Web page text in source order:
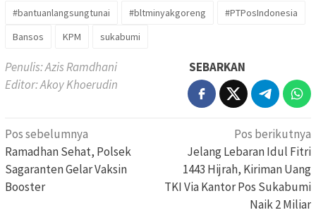
#bantuanlangsungtunai #bltminyakgoreng
#PTPosIndonesia
Bansos
KPM sukabumi
Penulis: Azis Ramdhani
Editor: Akoy Khoerudin
SEBARKAN
Navigasi
pos
Pos sebelumnya
Ramadhan Sehat, Polsek
Sagaranten Gelar Vaksin
Booster
Pos berikutnya
Jelang Lebaran Idul Fitri
1443 Hijrah, Kiriman Uang
TKI Via Kantor Pos Sukabumi
Naik 2 Miliar